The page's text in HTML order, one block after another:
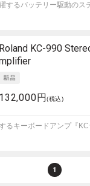
するバッテリー駆動のス
Roland KC-990
132,000円(税込)
るキーボードアンプ『
1